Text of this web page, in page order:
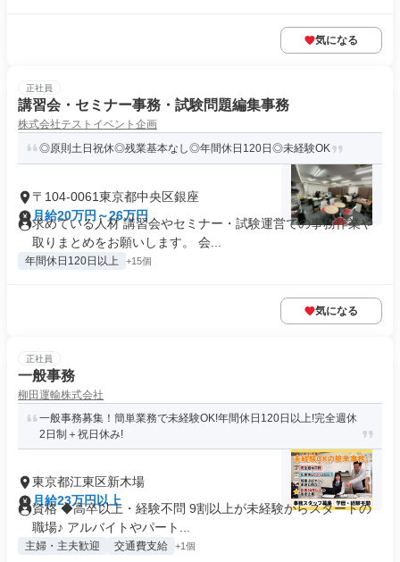
気になる
正社員
講習会・セミナー事務・試験問題編集事務
株式会社テストイベント企画
◎原則土日祝休◎残業基本なし◎年間休日120日◎未経験OK
〒104-0061東京都中央区銀座
月給20万円～26万円
求めている人材 講習会やセミナー・試験運営での事務作業や
取りまとめをお願いします。 会...
年間休日120日以上 +15個
気になる
正社員
一般事務
柳田運輸株式会社
一般事務募集！簡単業務で未経験OK!年間休日120日以上!完全週休
2日制＋祝日休み!
東京都江東区新木場
月給23万円以上
資格 ◆高卒以上・経験不問 9割以上が未経験からスタートの
職場♪ アルバイトやパート...
主婦・主夫歓迎 交通費支給 +1個